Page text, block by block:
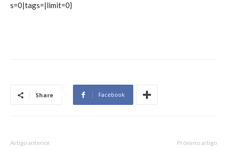
s=0|tags=|limit=0}
Share Facebook
Artigo anterior Próximo artigo